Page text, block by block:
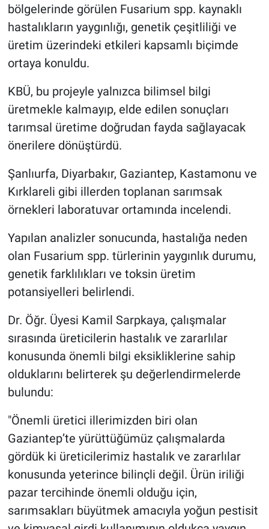
bölgelerinde görülen Fusarium spp. kaynaklı
hastalıkların yaygınlığı, genetik çeşitliliği ve
üretim üzerindeki etkileri kapsamlı biçimde
ortaya konuldu.
KBÜ, bu projeyle yalnızca bilimsel bilgi
üretmekle kalmayıp, elde edilen sonuçları
tarımsal üretime doğrudan fayda sağlayacak
önerilere dönüştürdü.
Şanlıurfa, Diyarbakır, Gaziantep, Kastamonu ve
Kırklareli gibi illerden toplanan sarımsak
örnekleri laboratuvar ortamında incelendi.
Yapılan analizler sonucunda, hastalığa neden
olan Fusarium spp. türlerinin yaygınlık durumu,
genetik farklılıkları ve toksin üretim
potansiyelleri belirlendi.
Dr. Öğr. Üyesi Kamil Sarpkaya, çalışmalar
sırasında üreticilerin hastalık ve zararlılar
konusunda önemli bilgi eksikliklerine sahip
olduklarını belirterek şu değerlendirmelerde
bulundu:
"Önemli üretici illerimizden biri olan
Gaziantep’te yürüttüğümüz çalışmalarda
gördük ki üreticilerimiz hastalık ve zararlılar
konusunda yeterince bilinçli değil. Ürün iriliği
pazar tercihinde önemli olduğu için,
sarımsakları büyütmek amacıyla yoğun pestisit